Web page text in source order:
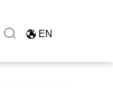
EN